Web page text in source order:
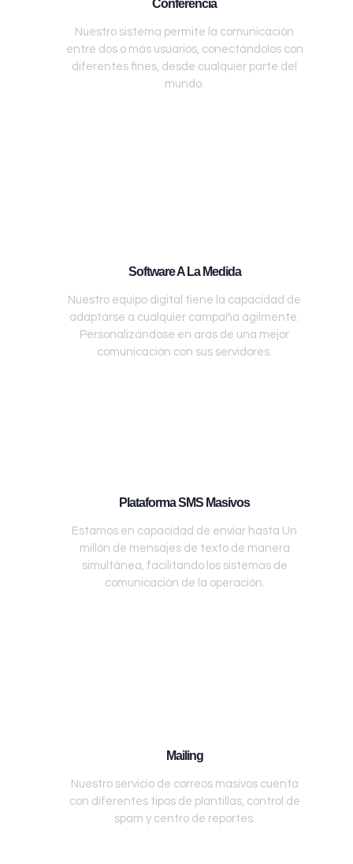
Conferencia
Nuestro sistema permite la comunicación
entre dos o más usuarios, conectándolos con
diferentes fines, desde cualquier parte del
mundo.
Software A La Medida
Nuestro equipo digital tiene la capacidad de
adaptarse a cualquier campaña ágilmente.
Personalizándose en aras de una mejor
comunicación con sus servidores.
Plataforma SMS Masivos
Estamos en capacidad de enviar hasta Un
millón de mensajes de texto de manera
simultánea, facilitando los sistemas de
comunicación de la operación.
Mailing
Nuestro servicio de correos masivos cuenta
con diferentes tipos de plantillas, control de
spam y centro de reportes.